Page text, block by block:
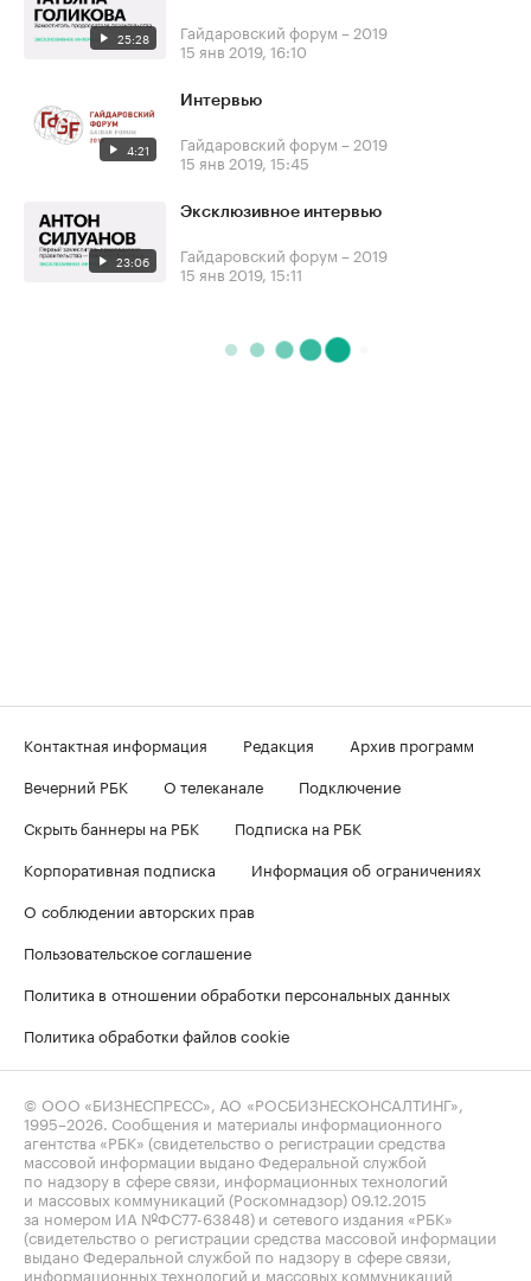
25:28
Гайдаровский форум – 2019
15 янв 2019, 16:10
4:21
Интервью
Гайдаровский форум – 2019
15 янв 2019, 15:45
23:06
Эксклюзивное интервью
Гайдаровский форум – 2019
15 янв 2019, 15:11
Контактная информация Редакция
Архив программ
Вечерний РБК
О телеканале
Подключение
Скрыть баннеры на РБК
Подписка на РБК
Корпоративная подписка
Информация об ограничениях
О соблюдении авторских прав
Пользовательское соглашение
Политика в отношении обработки персональных данных
Политика обработки файлов cookie
© ООО «БИЗНЕСПРЕСС», АО «РОСБИЗНЕСКОНСАЛТИНГ»,
1995–2026 . Сообщения и материалы информационного
агентства «РБК» (свидетельство о регистрации средства
массовой информации выдано Федеральной службой
по надзору в сфере связи, информационных технологий
и массовых коммуникаций (Роскомнадзор) 09.12.2015
за номером ИА №ФС77-63848) и сетевого издания «РБК»
(свидетельство о регистрации средства массовой информации
выдано Федеральной службой по надзору в сфере связи,
информационных технологий и массовых коммуникаций